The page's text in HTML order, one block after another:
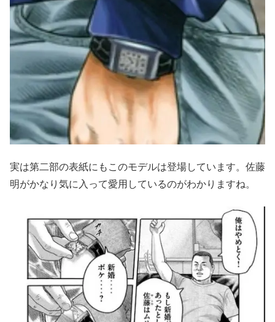
実は第二部の表紙にもこのモデルは登場しています。佐藤
明がかなり気に入って愛用しているのがわかりますね。